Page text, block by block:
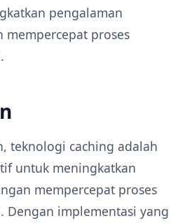
pengalaman
mempercepat proses
teknologi caching adalah
untuk meningkatkan
mempercepat proses
Dengan implementasi yang